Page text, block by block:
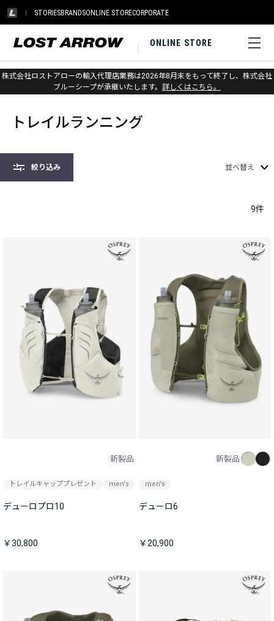
STORIESBRANDSONLINE STORECORPORATE
ONLINE STORE
株式会社ロストアローの輸入代理店業務は2026年8月末をもって終了し、株式会社
ブルーシープが承継いたします。 詳しくはこちら。
ホーム > バックパック > トレイルランニング
トレイルランニング
絞り込み 並べ替え
9件
新製品
トレイルキャッププレゼント men's
デューロプロ10
￥30,800
新製品
men's
デューロ6
￥20,900